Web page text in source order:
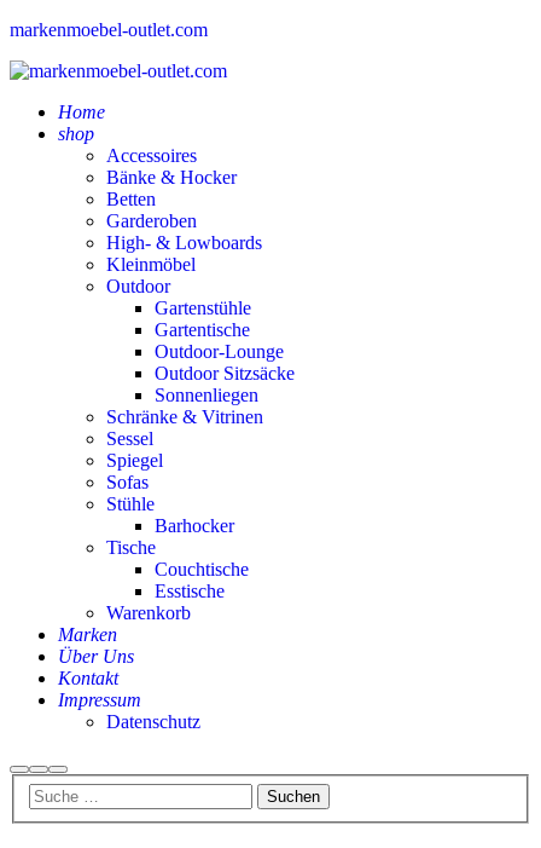
markenmoebel-outlet.com
Home
shop
Accessoires
Bänke & Hocker
Betten
Garderoben
High- & Lowboards
Kleinmöbel
Outdoor
Gartenstühle
Gartentische
Outdoor-Lounge
Outdoor Sitzsäcke
Sonnenliegen
Schränke & Vitrinen
Sessel
Spiegel
Sofas
Stühle
Barhocker
Tische
Couchtische
Esstische
Warenkorb
Marken
Über Uns
Kontakt
Impressum
Datenschutz
Suchen
Mehr
Info
Hauptmenü